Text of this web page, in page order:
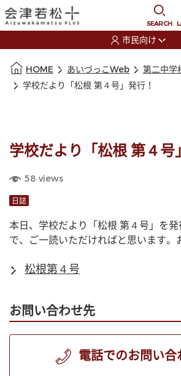
SEARCH
市民向け
HOME あいづっこWeb
第二中学
学校だより「松根 第４号」発行！
学校だより「松根 第４号
58 views
日誌
本日、学校だより「松根 第４号」を
で、ご一読いただければと思います。
松根第４号
お問い合わせ先
電話でのお問い合